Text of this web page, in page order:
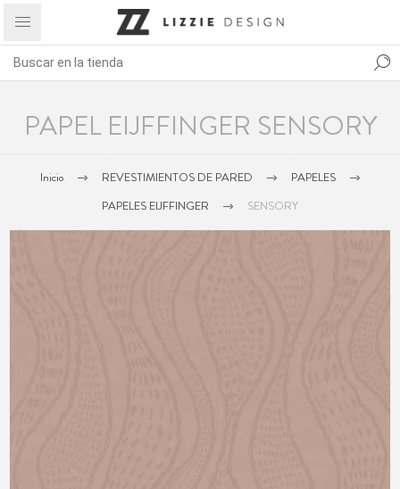
PAPEL EIJFFINGER SENSORY
Inicio REVESTIMIENTOS DE PARED
PAPELES
PAPELES EIJFFINGER
SENSORY